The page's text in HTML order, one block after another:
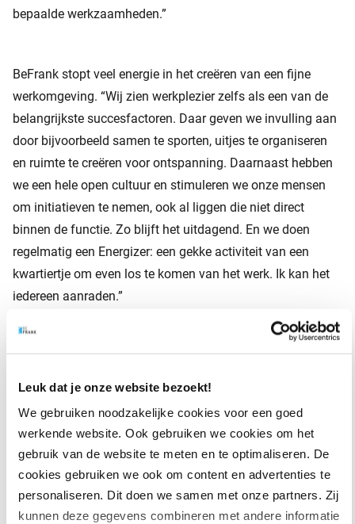
Leuk dat je onze website bezoekt!
We gebruiken noodzakelijke cookies voor een goed
werkende website. Ook gebruiken we cookies om het
gebruik van de website te meten en te optimaliseren. De
cookies gebruiken we ook om content en advertenties te
personaliseren. Dit doen we samen met onze partners. Zij
kunnen deze gegevens combineren met andere informatie
bepaalde werkzaamheden.”
BeFrank stopt veel energie in het creëren van een fijne
werkomgeving. “Wij zien werkplezier zelfs als een van de
belangrijkste succesfactoren. Daar geven we invulling aan
door bijvoorbeeld samen te sporten, uitjes te organiseren
en ruimte te creëren voor ontspanning. Daarnaast hebben
we een hele open cultuur en stimuleren we onze mensen
om initiatieven te nemen, ook al liggen die niet direct
binnen de functie. Zo blijft het uitdagend. En we doen
regelmatig een Energizer: een gekke activiteit van een
kwartiertje om even los te komen van het werk. Ik kan het
iedereen aanraden.”